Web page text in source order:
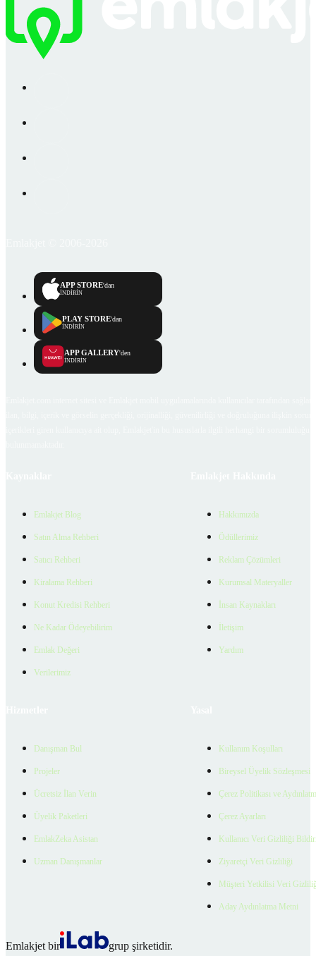
APP STORE'dan
İNDİRİN
PLAY STORE'dan
İNDİRİN
APP GALLERY'den
İNDİRİN
Emlakjet Blog
Satın Alma Rehberi
Satıcı Rehberi
Kiralama Rehberi
Konut Kredisi Rehberi
Ne Kadar Ödeyebilirim
Emlak Değeri
Verilerimiz
Hakkımızda
Ödüllerimiz
Reklam Çözümleri
Kurumsal Materyaller
İnsan Kaynakları
İletişim
Yardım
Danışman Bul
Projeler
Ücretsiz İlan Verin
Üyelik Paketleri
EmlakZeka Asistan
Uzman Danışmanlar
Kullanım Koşulları
Bireysel Üyelik Sözleşmesi
Çerez Politikası ve
Çerez Ayarları
Kullanıcı Veri Gizliliği
Ziyaretçi Veri Gizliliği
Müşteri Yetkilisi Veri
Aday Aydınlatma Metni
Emlakjet bir
grup şirketidir.